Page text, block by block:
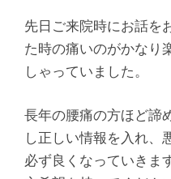
な
ら
ヤ
マ
先日ご来院時にお話を
た時の痛いのがかなり
しゃっていました。
長年の腰痛の方ほど諦
し正しい情報を入れ、
必ず良くなっていきま